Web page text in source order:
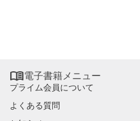
電子書籍メニュー
プライム会員について
よくある質問